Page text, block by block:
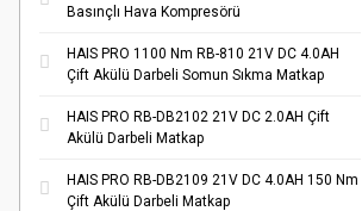
Basınçlı Hava Kompresörü
HAIS PRO 1100 Nm RB-810 21V DC 4.0AH
Çift Akülü Darbeli Somun Sıkma Matkap
HAIS PRO RB-DB2102 21V DC 2.0AH Çift
Akülü Darbeli Matkap
HAIS PRO RB-DB2109 21V DC 4.0AH 150 Nm
Çift Akülü Darbeli Matkap